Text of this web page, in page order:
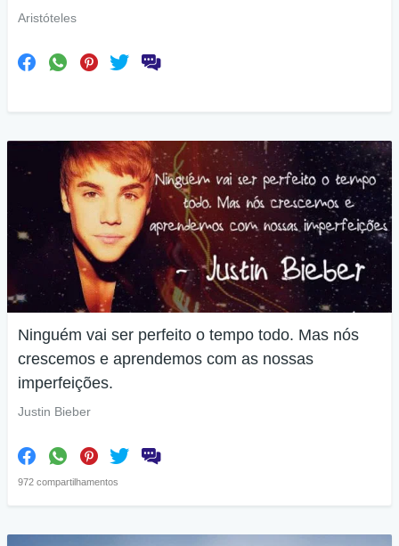
Aristóteles
Ninguém vai ser perfeito o tempo todo. Mas nós
crescemos e aprendemos com as nossas
imperfeições.
Justin Bieber
972 compartilhamentos